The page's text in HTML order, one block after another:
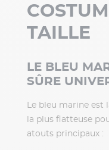
TAILLE
LE BLEU
SÛRE
Le bleu marine
la plus flatteuse
atouts principaux :